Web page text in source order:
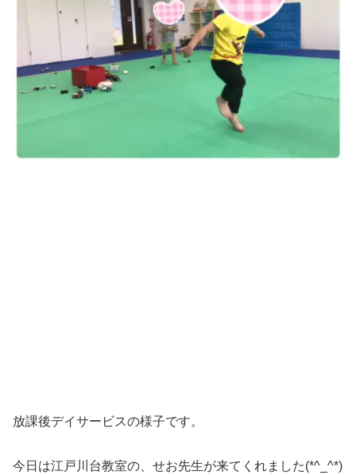
放課後デイサービスの様子です。
今日は江戸川台教室の、せお先生が来てくれました(*^_^*)